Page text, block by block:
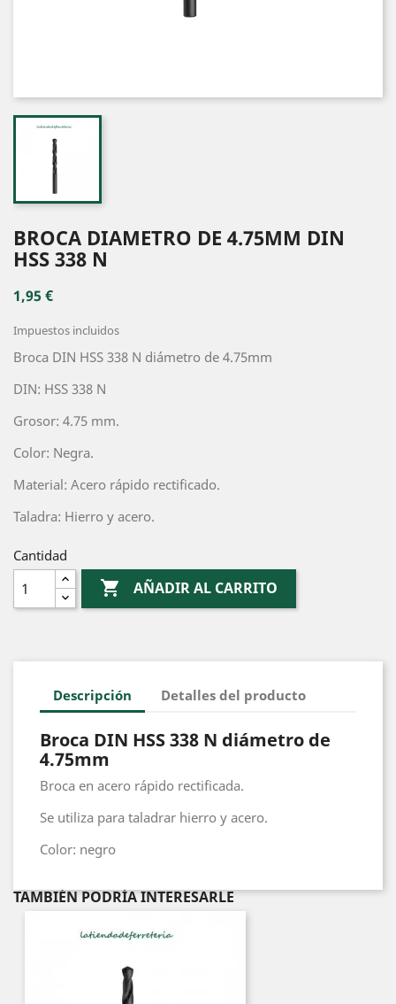
BROCA DIAMETRO DE 4.75MM DIN
HSS 338 N
1,95 €
Impuestos incluidos
Broca DIN HSS 338 N diámetro de 4.75mm
DIN: HSS 338 N
Grosor: 4.75 mm.
Color: Negra.
Material: Acero rápido rectificado.
Taladra: Hierro y acero.
Cantidad
 AÑADIR AL CARRITO
Descripción Detalles del producto
Broca DIN HSS 338 N diámetro de
4.75mm
Broca en acero rápido rectificada.
Se utiliza para taladrar hierro y acero.
Color: negro
TAMBIÉN PODRÍA INTERESARLE